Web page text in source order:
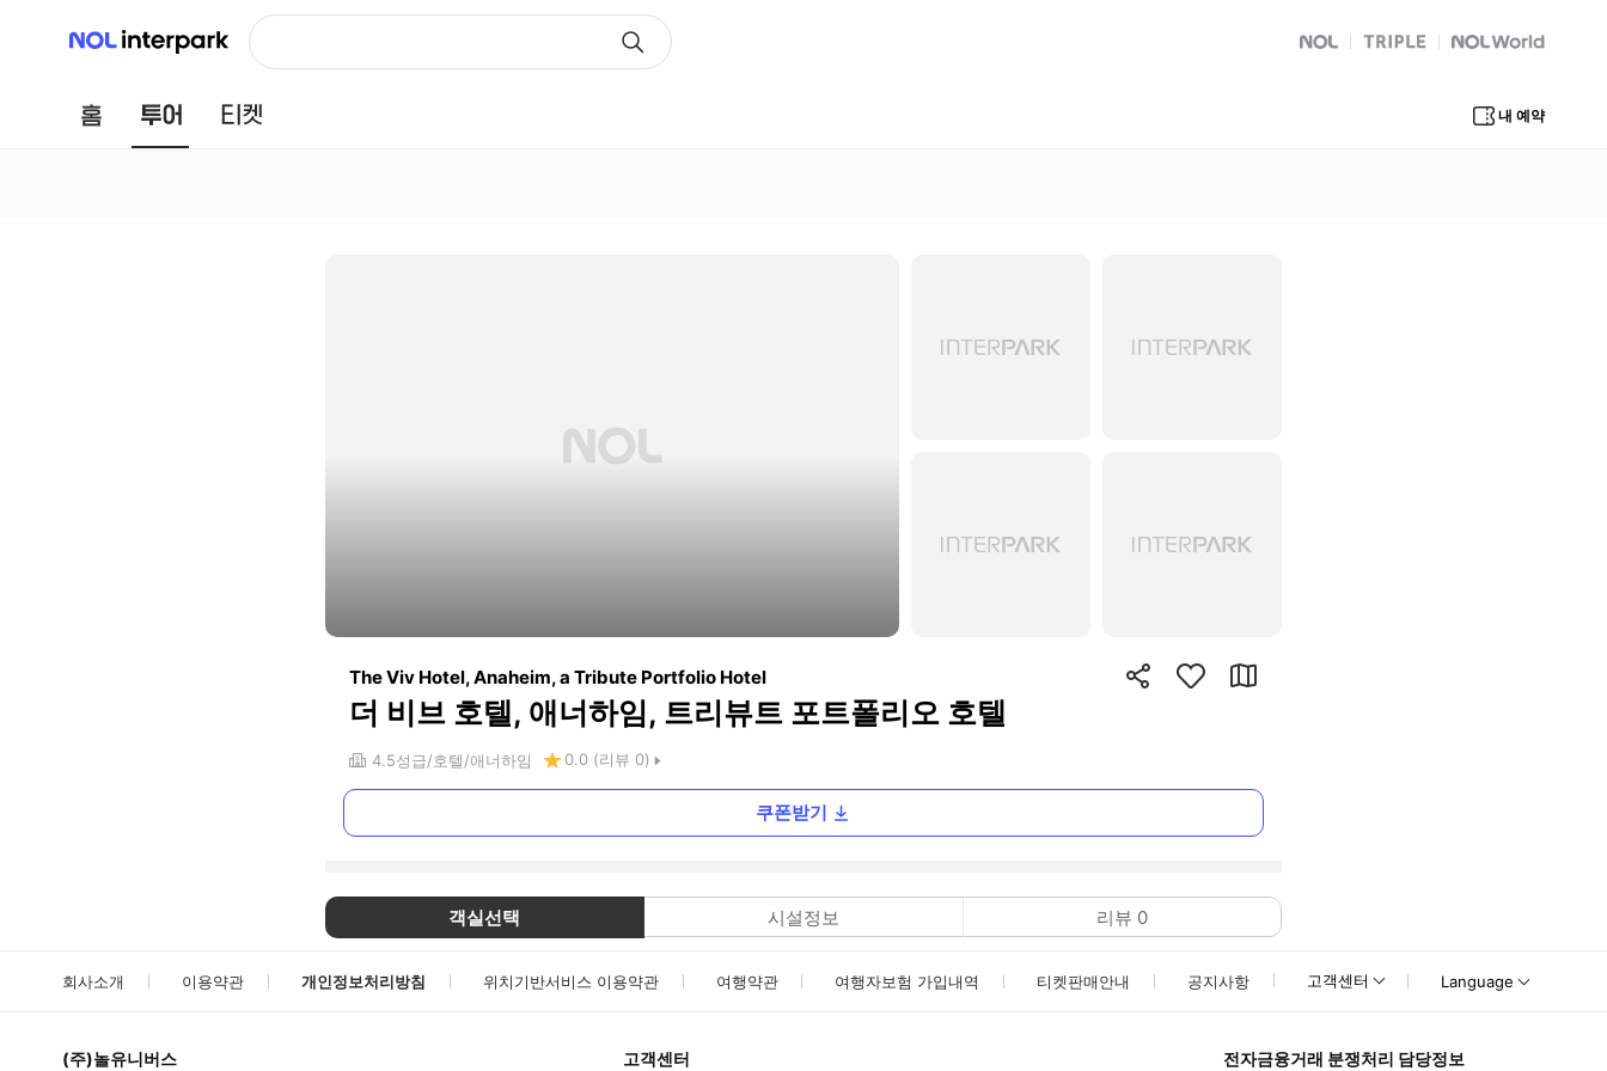
NOL 인터파크
NOL
트리플 Global Interpark
홈 투어 내 예약
The Viv Hotel, Anaheim, a Tribute Portfolio Hotel
더 비브 호텔, 애너하임, 트리뷰트 포트폴리오 호텔
4.5성급 호텔 애너하임 0.0 (리뷰 0)
쿠폰받기
객실선택 시설정보 리뷰 0
회사소개 이용약관 개인정보처리방침 위치기반서비스 이용약관 여행약관 여행자보험 가입내역 티켓판매안내 공지사항 고객센터 Language
(주)놀유니버스 고객센터 전자금융거래 분쟁처리 담당정보